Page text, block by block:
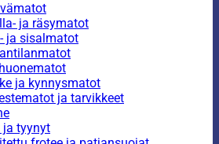
ja räsymatot
ja sisalmatot
ja kynnysmatot
ja tarvikkeet
ja tyynyt